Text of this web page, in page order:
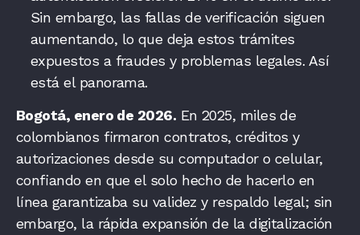
Sin embargo, las fallas de verificación siguen
aumentando, lo que deja estos trámites
expuestos a fraudes y problemas legales. Así
está el panorama.
Bogotá, enero de 2026. En 2025, miles de
colombianos firmaron contratos, créditos y
autorizaciones desde su computador o celular,
confiando en que el solo hecho de hacerlo en
línea garantizaba su validez y respaldo legal; sin
embargo, la rápida expansión de la digitalización